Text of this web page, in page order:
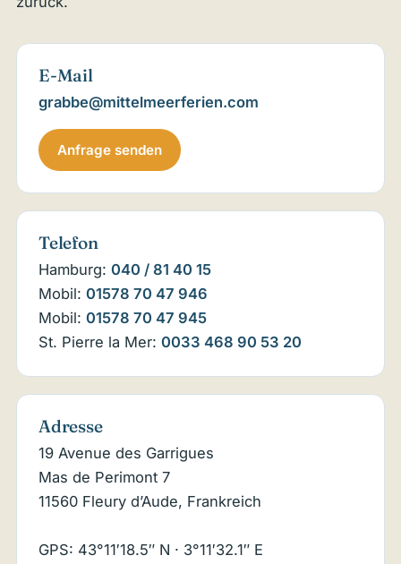
E-Mail
grabbe@mittelmeerferien.com
Anfrage senden
Telefon
Hamburg: 040 / 81 40 15
Mobil: 01578 70 47 946
Mobil: 01578 70 47 945
St. Pierre la Mer: 0033 468 90 53 20
Adresse
19 Avenue des Garrigues
Mas de Perimont 7
11560 Fleury d’Aude, Frankreich
GPS: 43°11′18.5″ N · 3°11′32.1″ E